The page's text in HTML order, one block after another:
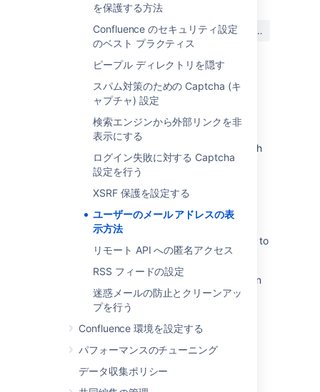
を保護する方法
Confluence のセキュリティ設定
のベスト プラクティス
ピープル ディレクトリを隠す
スパム対策のための Captcha (キ
ャプチャ) 設定
検索エンジンから外部リンクを非
表示にする
ログイン失敗に対する Captcha
設定を行う
XSRF 保護を設定する
ユーザーのメール アドレスの表
示方法
リモート API への匿名アクセス
RSS フィードの設定
迷惑メールの防止とクリーンアッ
プを行う
Confluence 環境を設定する
パフォーマンスのチューニング
データ収集ポリシー
この内容はお役に立ちました
はい いいえ
関連コンテンツ
User Email Visibility
Emails are shown in people directory although
turned off in security configration.
Resolve Missing Email Addresses in People
Section - Jira Cloud
Setting Account visibility to "Public" or
"Collaborators" does not allow email address to
show in API or UI
User email is displayed in Assignee dropdown
even though User Email visibility is set to
Profile visibility
Profile visibility